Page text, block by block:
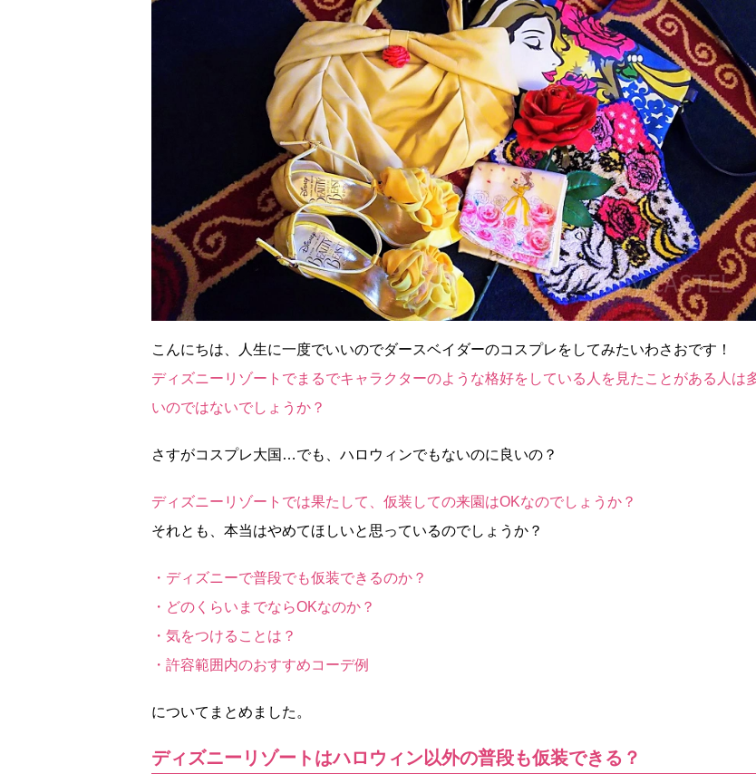
こんにちは、人生に一度でいいのでダースベイダーのコスプレをしてみたいわさおです！
ディズニーリゾートでまるでキャラクターのような格好をしている人を見たことがある人は
いのではないでしょうか？
さすがコスプレ大国…でも、ハロウィンでもないのに良いの？
ディズニーリゾートでは果たして、仮装しての来園はOKなのでしょうか？
それとも、本当はやめてほしいと思っているのでしょうか？
・ディズニーで普段でも仮装できるのか？
・どのくらいまでならOKなのか？
・気をつけることは？
・許容範囲内のおすすめコーデ例
についてまとめました。
ディズニーリゾートはハロウィン以外の普段も仮装できる？